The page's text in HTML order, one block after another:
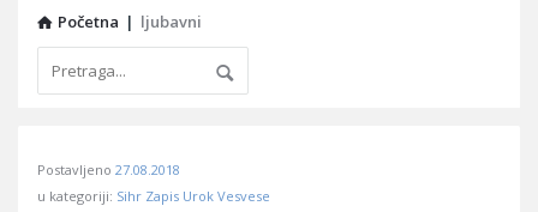
Početna | ljubavni
Učene
Postavljeno 27.08.2018
u kategoriji: Sihr Zapis Urok Vesvese